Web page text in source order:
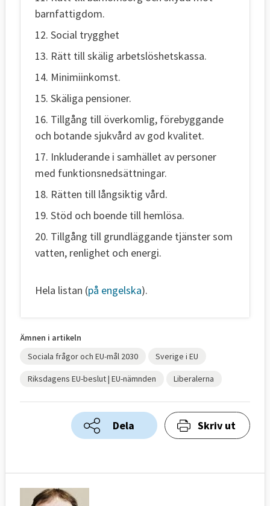
barnfattigdom.
12. Social trygghet
13. Rätt till skälig arbetslöshetskassa.
14. Minimiinkomst.
15. Skäliga pensioner.
16. Tillgång till överkomlig, förebyggande
och botande sjukvård av god kvalitet.
17. Inkluderande i samhället av personer
med funktionsnedsättningar.
18. Rätten till långsiktig vård.
19. Stöd och boende till hemlösa.
20. Tillgång till grundläggande tjänster som
vatten, renlighet och energi.
Hela listan (på engelska).
Ämnen i artikeln
Sociala frågor och EU-mål 2030
Sverige i EU
Riksdagens EU-beslut | EU-nämnden Liberalerna
Dela Skriv ut